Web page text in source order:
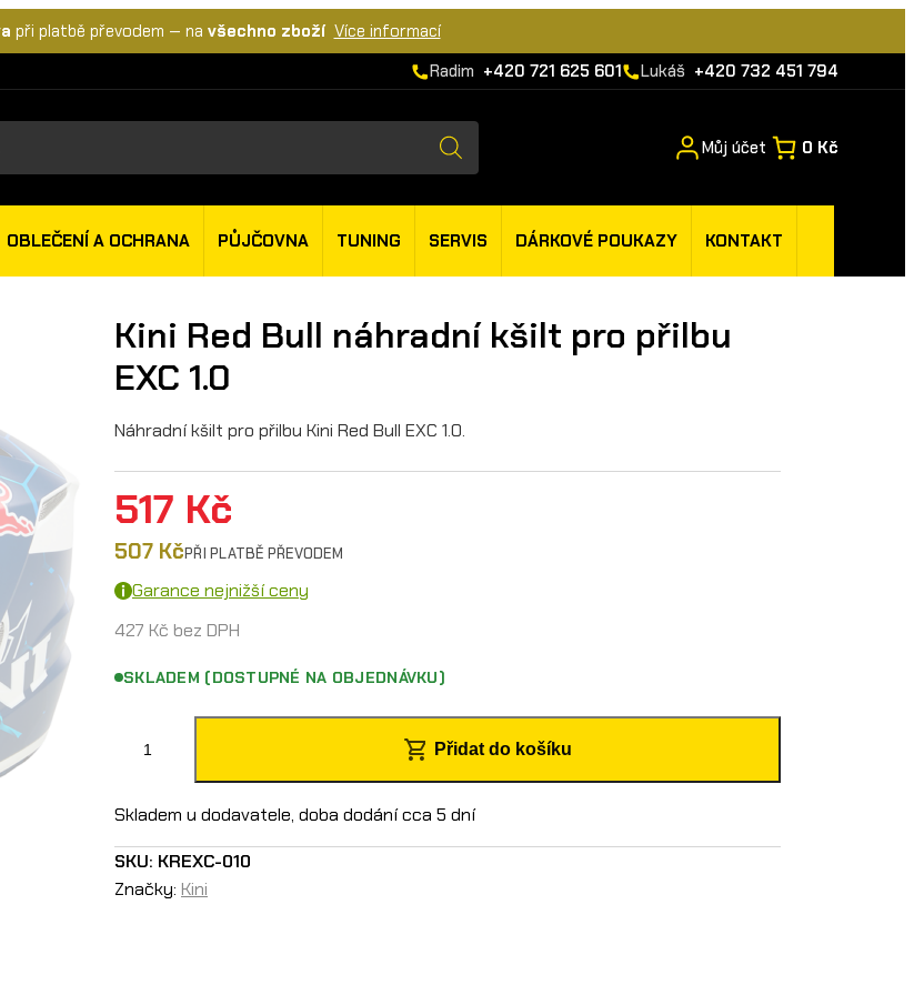
při platbě převodem — na všechno zboží Více informací
Radim +420 721 625 601 Lukáš +420 732 451 794
Můj účet 0 Kč
OBLEČENÍ A OCHRANA PŮJČOVNA TUNING SERVIS DÁRKOVÉ POUKAZY KONTAKT
Kini Red Bull náhradní kšilt pro přilbu
EXC 1.0
Náhradní kšilt pro přilbu Kini Red Bull EXC 1.0.
517 Kč
507 KčPŘI PLATBĚ PŘEVODEM
Garance nejnižší ceny
427 Kč bez DPH
SKLADEM (DOSTUPNÉ NA OBJEDNÁVKU)
n
i
R
Přidat do košíku
Skladem u dodavatele, doba dodání cca 5 dní
SKU: KREXC-010
Značky: Kini